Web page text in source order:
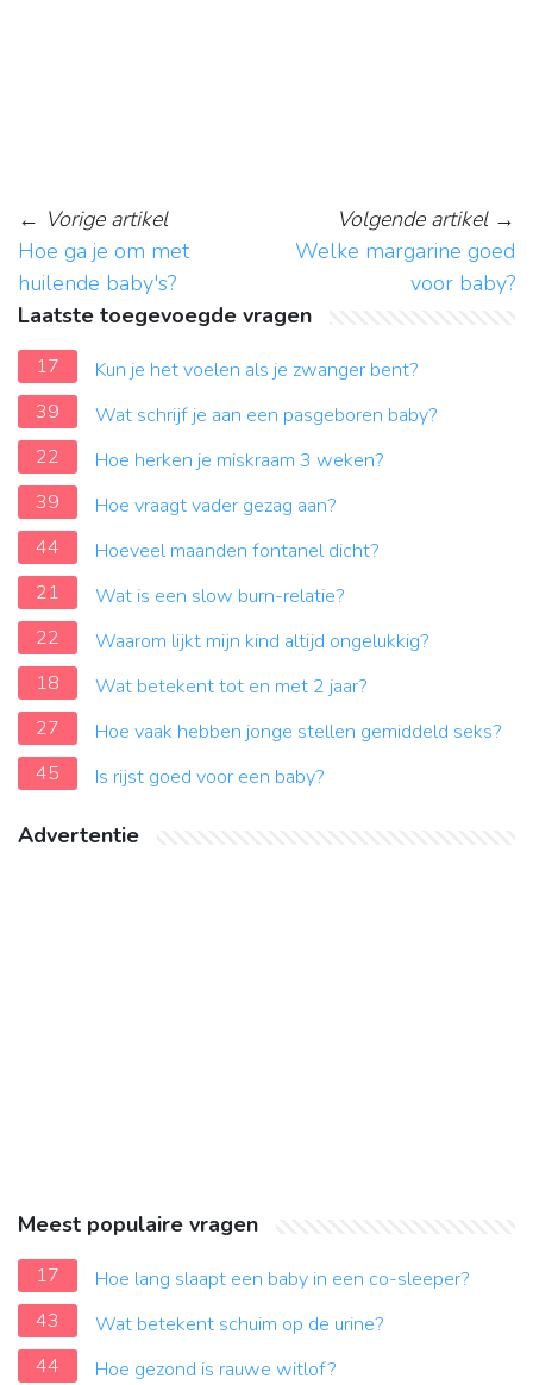
← Vorige artikel
Hoe ga je om met
huilende baby's?
Volgende artikel→
Welke margarine goed
voor baby?
Laatste toegevoegde vragen
17
Kun je het voelen als je zwanger bent?
39
Wat schrijf je aan een pasgeboren baby?
22
Hoe herken je miskraam 3 weken?
39
Hoe vraagt vader gezag aan?
44
Hoeveel maanden fontanel dicht?
21
Wat is een slow burn-relatie?
22
Waarom lijkt mijn kind altijd ongelukkig?
18
Wat betekent tot en met 2 jaar?
27
Hoe vaak hebben jonge stellen gemiddeld seks?
45
Is rijst goed voor een baby?
Advertentie
Meest populaire vragen
17
Hoe lang slaapt een baby in een co-sleeper?
43
Wat betekent schuim op de urine?
44
Hoe gezond is rauwe witlof?